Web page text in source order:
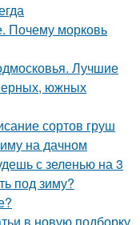
Почему морковь
Лучшие
южных
сортов груш
на дачном
с зеленью на 3
под зиму?